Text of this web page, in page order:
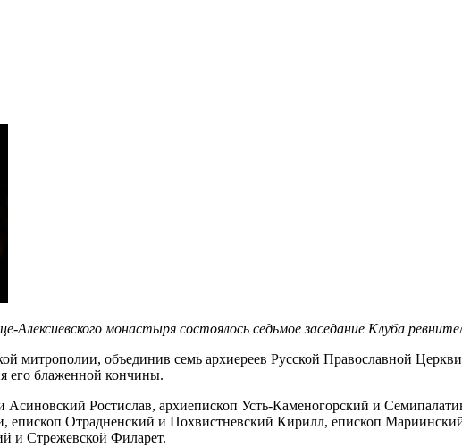
Алексиевского монастыря состоялось седьмое заседание Клуба
митрополии, объединив семь архиереев Русской Православной
его блаженной кончины.
Асиновский Ростислав, архиепископ Усть-Каменогорский и
епископ Отрадненский и Похвистневский Кирилл, епископ
и Стрежевской Филарет.